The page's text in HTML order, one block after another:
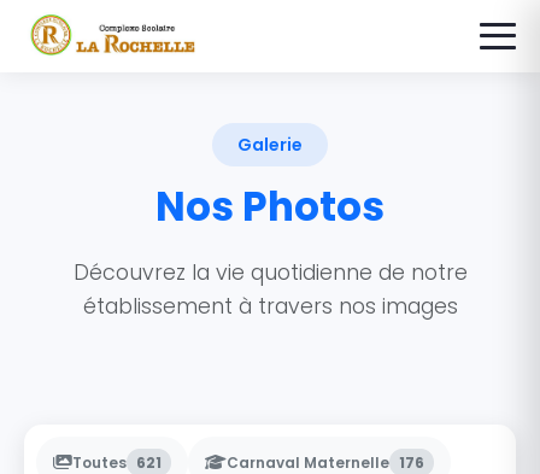
Galerie
Nos Photos
Découvrez la vie quotidienne de notre
établissement à travers nos images
Toutes 621 Carnaval Maternelle 176